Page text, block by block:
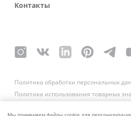
Контакты
Политика обработки персональных
Политика использования товарных